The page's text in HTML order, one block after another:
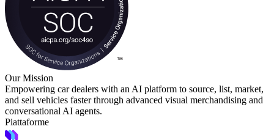
Our Mission
Empowering car dealers with an AI platform to source, list, market,
and sell vehicles faster through advanced visual merchandising and
conversational AI agents.
Piattaforme